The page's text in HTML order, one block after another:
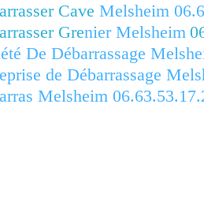
Cave Melsheim
Grenier Melsheim
De Débarrassage
de Débarrassage Mels
Melsheim